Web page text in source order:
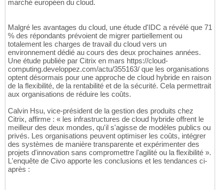
marché européen du cloud.
Malgré les avantages du cloud, une étude d'IDC a révélé que 71
% des répondants prévoient de migrer partiellement ou
totalement les charges de travail du cloud vers un
environnement dédié au cours des deux prochaines années.
Une étude publiée par Citrix en mars https://cloud-
computing.developpez.com/actu/355163/ que les organisations
optent désormais pour une approche de cloud hybride en raison
de la flexibilité, de la rentabilité et de la sécurité. Cela permettrait
aux organisations de réduire les coûts.
Calvin Hsu, vice-président de la gestion des produits chez
Citrix, affirme : « les infrastructures de cloud hybride offrent le
meilleur des deux mondes, qu'il s'agisse de modèles publics ou
privés. Les organisations peuvent optimiser les coûts, intégrer
des systèmes de manière transparente et expérimenter des
projets d'innovation sans compromettre l'agilité ou la flexibilité ».
L'enquête de Civo apporte les conclusions et les tendances ci-
après :